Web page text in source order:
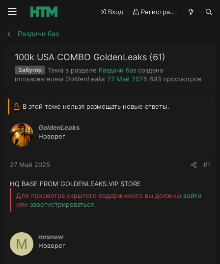
Вход Регистрация
Раздачи баз
100k USA COMBO GoldenLeaks (61)
Забугор Тема в разделе Раздачи базсоздана
пользователем А
о
е
GoldenLeaks Д
а
27 Май 2025 П
с
893 просмотров
В этой теме нельзя размещать новые ответы.
GoldenLeaks
Новорег
27 Май 2025 #1
HQ BASE FROM GOLDENLEAKS.VIP STORE
Для просмотра скрытого содержимого вы должны войти
или зарегистрироваться.
M
mrsnow
Новорег